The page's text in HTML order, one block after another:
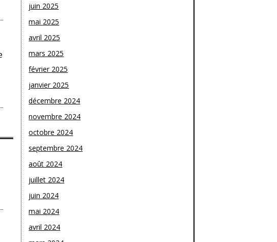
juin 2025
mai 2025
avril 2025
mars 2025
février 2025
janvier 2025
décembre 2024
novembre 2024
octobre 2024
septembre 2024
août 2024
juillet 2024
juin 2024
mai 2024
avril 2024